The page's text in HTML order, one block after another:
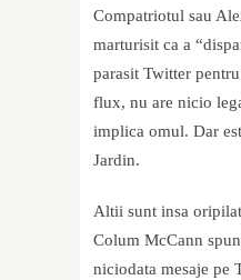
Compatriotul sau
marturisit ca a
parasit Twitter
flux, nu are nicio
implica omul. Dar
Jardin.
Altii sunt insa
Colum McCann
niciodata mesaje pe